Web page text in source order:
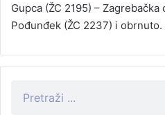
Gupca (ŽC 2195) – Zagrebačka
Pođunđek (ŽC 2237) i obrnuto.